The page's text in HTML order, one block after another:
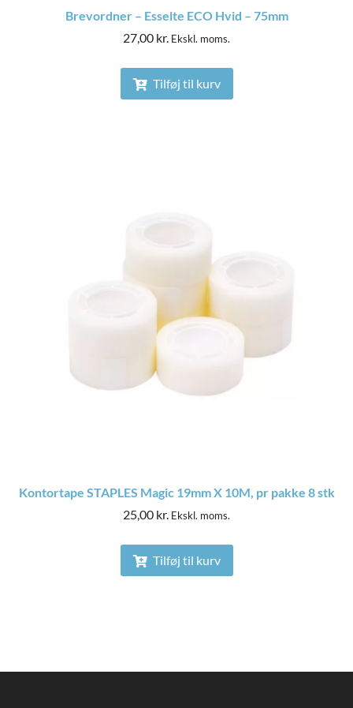
Brevordner – Esselte ECO Hvid – 75mm
27,00 kr. Ekskl. moms.
Tilføj til kurv
Kontortape STAPLES Magic 19mm X 10M, pr pakke 8 stk
25,00 kr. Ekskl. moms.
Tilføj til kurv